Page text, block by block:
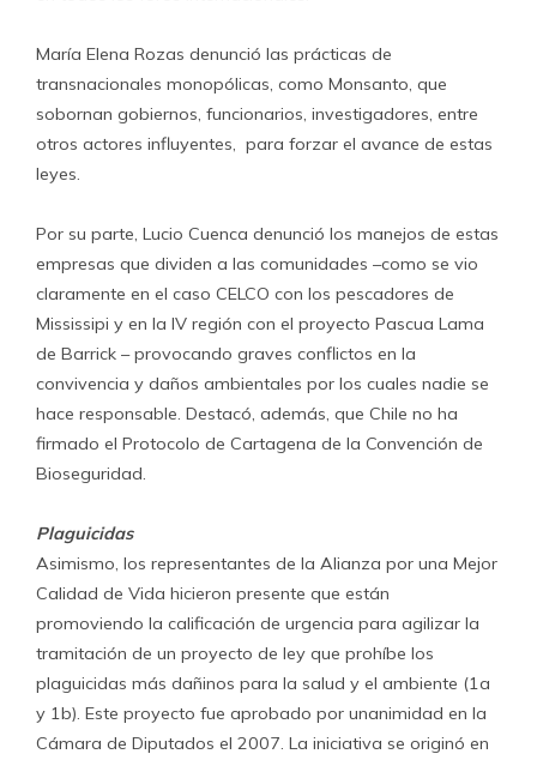
María Elena Rozas denunció las prácticas de
transnacionales monopólicas, como Monsanto, que
sobornan gobiernos, funcionarios, investigadores, entre
otros actores influyentes, para forzar el avance de estas
leyes.
Por su parte, Lucio Cuenca denunció los manejos de estas
empresas que dividen a las comunidades –como se vio
claramente en el caso CELCO con los pescadores de
Mississipi y en la IV región con el proyecto Pascua Lama
de Barrick – provocando graves conflictos en la
convivencia y daños ambientales por los cuales nadie se
hace responsable. Destacó, además, que Chile no ha
firmado el Protocolo de Cartagena de la Convención de
Bioseguridad.
Plaguicidas
Asimismo, los representantes de la Alianza por una Mejor
Calidad de Vida hicieron presente que están
promoviendo la calificación de urgencia para agilizar la
tramitación de un proyecto de ley que prohíbe los
plaguicidas más dañinos para la salud y el ambiente (1a
y 1b). Este proyecto fue aprobado por unanimidad en la
Cámara de Diputados el 2007. La iniciativa se originó en